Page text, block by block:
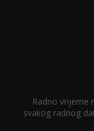
Radno vrijeme
svakog radnog